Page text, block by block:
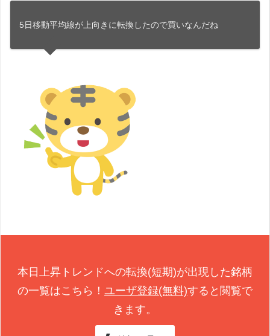
5日移動平均線が上向きに転換したので買いなんだね
本日上昇トレンドへの転換(短期)が出現した銘柄
の一覧はこちら！ ユーザ登録(無料)すると閲覧で
きます。